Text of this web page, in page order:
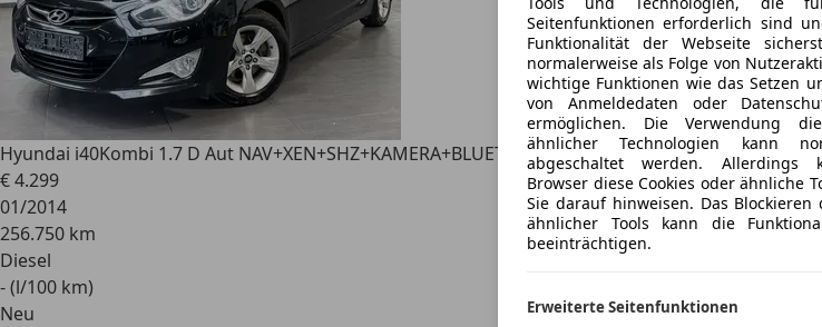
Hyundai i40Kombi 1.7 D Aut NAV+XEN+SHZ+KAMERA+BLUETOOTH+2Hd
€ 4.299
01/2014
256.750 km
Diesel
- (l/100 km)
Neu
Seitenfunktionen erforderlich sind
Funktionalität der Webseite
normalerweise als Folge von
wichtige Funktionen wie das Setzen
von Anmeldedaten oder
ermöglichen. Die Verwendung
ähnlicher Technologien kann
abgeschaltet werden. Allerdings
Browser diese Cookies oder ähnliche
Sie darauf hinweisen. Das Blockieren
ähnlicher Tools kann die
beeinträchtigen.
Erweiterte Seitenfunktionen